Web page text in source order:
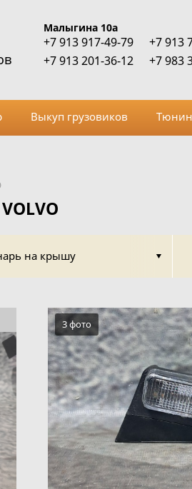
на крышу
3 фото
Малыгина 10а
+7 913 917-49-79
+7 913 201-36-12
+7 913
+7 983
Выкуп грузовиков